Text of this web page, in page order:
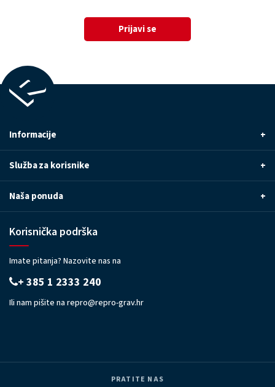
Prijavi se
Informacije +
Služba za korisnike +
Naša ponuda +
Korisnička podrška
Imate pitanja? Nazovite nas na
+ 385 1 2333 240
Ili nam pišite na repro@repro-grav.hr
PRATITE NAS